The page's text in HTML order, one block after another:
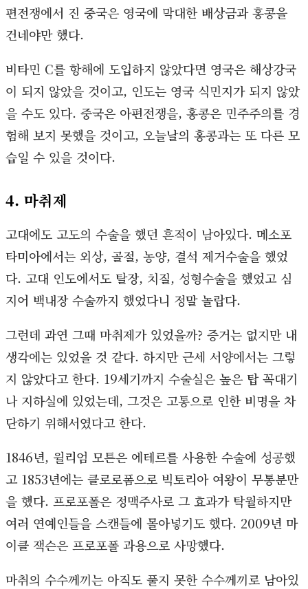
편전쟁에서 진 중국은 영국에 막대한 배상금과 홍콩을
건네야만 했다.
비타민 C를 항해에 도입하지 않았다면 영국은 해상강국
이 되지 않았을 것이고, 인도는 영국 식민지가 되지 않았
을 수도 있다. 중국은 아편전쟁을, 홍콩은 민주주의를 경
험해 보지 못했을 것이고, 오늘날의 홍콩과는 또 다른 모
습일 수 있을 것이다.
4. 마취제
고대에도 고도의 수술을 했던 흔적이 남아있다. 메소포
타미아에서는 외상, 골절, 농양, 결석 제거수술을 했었
다. 고대 인도에서도 탈장, 치질, 성형수술을 했었고 심
지어 백내장 수술까지 했었다니 정말 놀랍다.
그런데 과연 그때 마취제가 있었을까? 증거는 없지만 내
생각에는 있었을 것 같다. 하지만 근세 서양에서는 그렇
지 않았다고 한다. 19세기까지 수술실은 높은 탑 꼭대기
나 지하실에 있었는데, 그것은 고통으로 인한 비명을 차
단하기 위해서였다고 한다.
1846년, 윌리엄 모튼은 에테르를 사용한 수술에 성공했
고 1853년에는 클로로폼으로 빅토리아 여왕이 무통분만
을 했다. 프로포폴은 정맥주사로 그 효과가 탁월하지만
여러 연예인들을 스캔들에 몰아넣기도 했다. 2009년 마
이클 잭슨은 프로포폴 과용으로 사망했다.
마취의 수수께끼는 아직도 풀지 못한 수수께끼로 남아있